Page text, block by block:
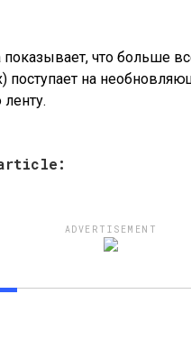
показывает, что больше
поступает на
ADVERTISEMENT